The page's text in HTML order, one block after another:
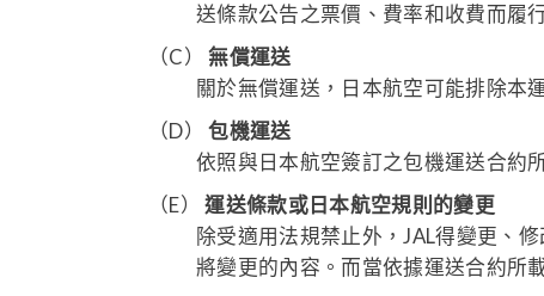
送條款公告之票價、費率和收費而履
（C）
無償運送
關於無償運送，日本航空可能排除本
（D）
包機運送
依照與日本航空簽訂之包機運送合約
（E）
運送條款或日本航空規則的變更
除受適用法規禁止外，JAL得變更、
將變更的內容。而當依據運送合約所